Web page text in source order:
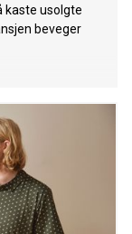
kaste usolgte
beveger